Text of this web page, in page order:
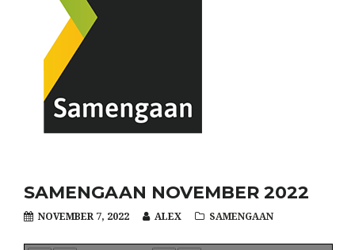
SAMENGAAN NOVEMBER 2022
NOVEMBER 7, 2022 ALEX SAMENGAAN